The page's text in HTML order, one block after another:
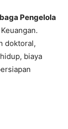
Pengelola
doktoral,
biaya